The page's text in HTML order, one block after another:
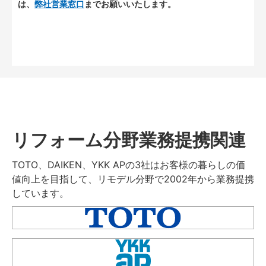
は、 弊社営業窓口 までお願いいたします。
リフォーム分野業務提携関連
TOTO、DAIKEN、YKK APの3社はお客様の暮らしの価
値向上を目指して、リモデル分野で2002年から業務提携
しています。